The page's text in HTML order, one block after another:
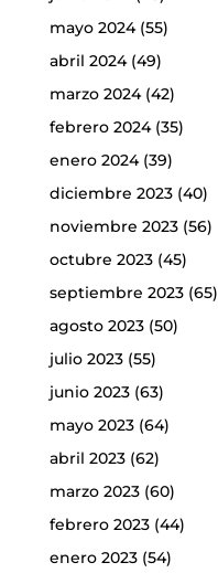
mayo 2024(55)
abril 2024(49)
marzo 2024(42)
febrero 2024(35)
enero 2024(39)
diciembre 2023(40)
noviembre 2023(56)
octubre 2023(45)
septiembre 2023(65)
agosto 2023(50)
julio 2023(55)
junio 2023(63)
mayo 2023(64)
abril 2023(62)
marzo 2023(60)
febrero 2023(44)
enero 2023(54)